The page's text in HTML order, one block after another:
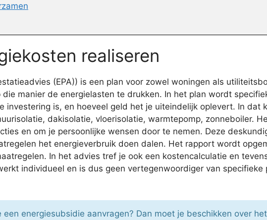
realiseren
(EPA)) is een plan voor zowel woningen als
manier de energielasten te drukken. In het plan wordt
is, en hoeveel geld het je uiteindelijk oplevert. In dat
dakisolatie, vloerisolatie, warmtepomp, zonneboiler.
en om je persoonlijke wensen door te nemen. Deze
het energieverbruik doen dalen. Het rapport wordt
In het advies tref je ook een kostencalculatie en
individueel en is dus geen vertegenwoordiger van
energiesubsidie aanvragen? Dan moet je beschikken over